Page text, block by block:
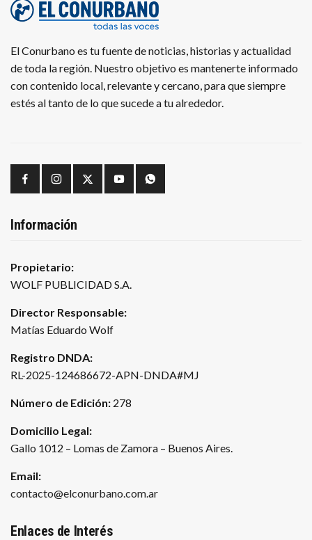
El Conurbano es tu fuente de noticias, historias y actualidad
de toda la región. Nuestro objetivo es mantenerte informado
con contenido local, relevante y cercano, para que siempre
estés al tanto de lo que sucede a tu alrededor.
Información
Propietario:
WOLF PUBLICIDAD S.A.
Director Responsable:
Matías Eduardo Wolf
Registro DNDA:
RL-2025-124686672-APN-DNDA#MJ
Número de Edición: 278
Domicilio Legal:
Gallo 1012 – Lomas de Zamora – Buenos Aires.
Email:
contacto@elconurbano.com.ar
Enlaces de Interés